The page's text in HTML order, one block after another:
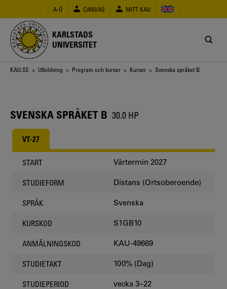
huvudinnehåll
A-Ö CANVAS MITT KAU
KARLSTADS
UNIVERSITET
Länkstig
KAU.SE > Utbildning > Program och kurser > Kurser > Svenska språket B
SVENSKA SPRÅKET B 30.0 HP
VT-27
START Vårtermin 2027
STUDIEFORM Distans (Ortsoberoende)
SPRÅK Svenska
KURSKOD S1GB10
ANMÄLNINGSKOD KAU-49669
STUDIETAKT 100% (Dag)
STUDIEPERIOD vecka 3–22